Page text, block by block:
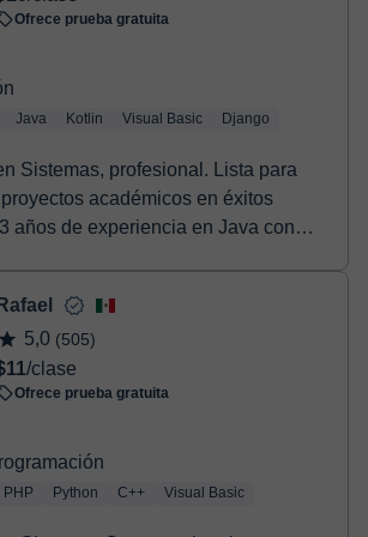
Ofrece prueba gratuita
Java Kotlin Visual Basic Django
Sistemas, profesional. Lista para
académicos en éxitos
años de experiencia en Java con
Rafael
5,0 (505)
/clase
Ofrece prueba gratuita
PHP Python C++ Visual Basic